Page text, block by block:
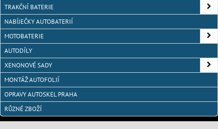
TRAKČNÍ BATERIE
NABÍJEČKY AUTOBATERIÍ
MOTOBATERIE
AUTODÍLY
XENONOVÉ SADY
MONTÁŽ AUTOFOLIÍ
OPRAVY AUTOSKEL PRAHA
RŮZNÉ ZBOŽÍ